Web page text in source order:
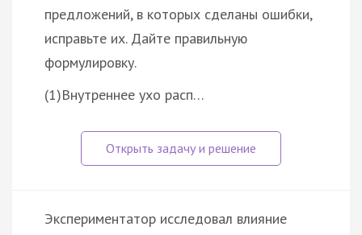
предложений, в которых сделаны ошибки,
исправьте их. Дайте правильную
формулировку.
(1)Внутреннее ухо расп…
Экспериментатор исследовал влияние